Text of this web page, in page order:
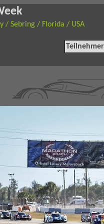
/ Sebring / Florida / USA
Teilnehmer